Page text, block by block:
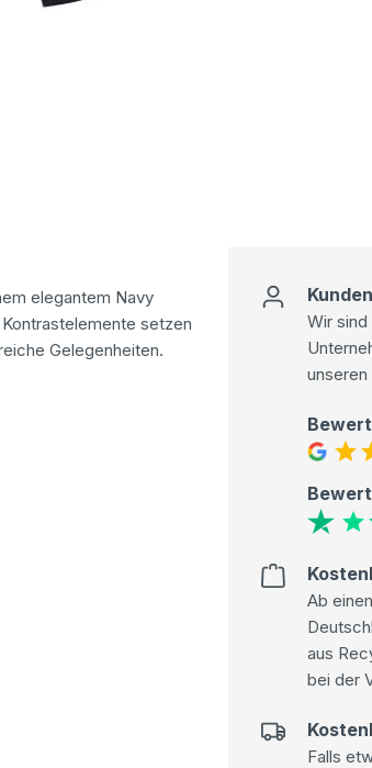
elegantem Navy
setzen
Gelegenheiten.
Wir
unseren
Ab
aus
bei der
Falls